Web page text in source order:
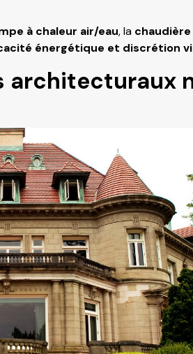
à chaleur air/eau, la chaudière
énergétique et discrétion
architecturaux